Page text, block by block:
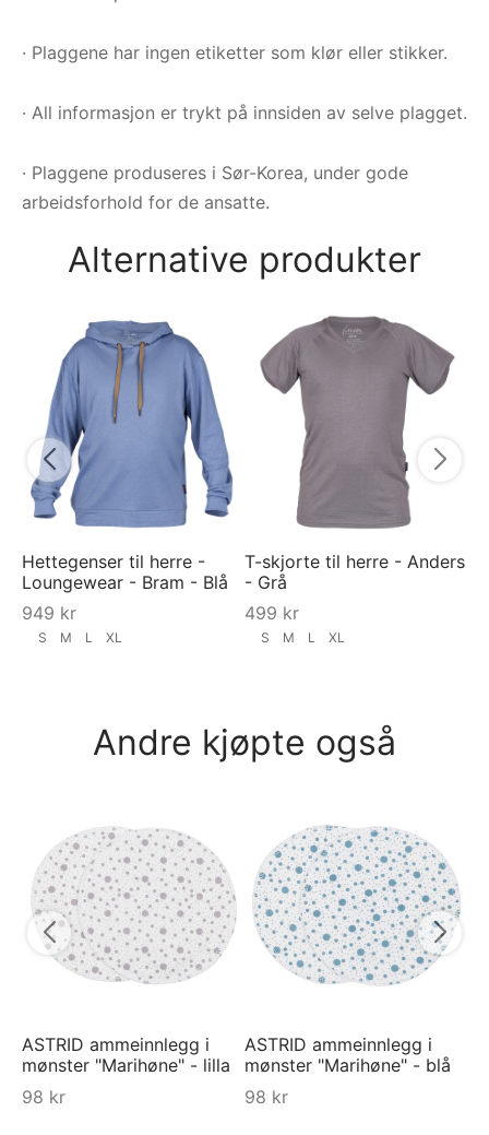
· Plaggene har ingen etiketter som klør eller stikker.
· All informasjon er trykt på innsiden av selve plagget.
· Plaggene produseres i Sør-Korea, under gode
arbeidsforhold for de ansatte.
Alternative produkter
Hettegenser til herre -
Loungewear - Bram - Blå
949 kr
S M L XL
T-skjorte til herre - Anders
- Grå
499 kr
S M L XL
Andre kjøpte også
ASTRID ammeinnlegg i
mønster "Marihøne" - lilla
98 kr
ASTRID ammeinnlegg i
mønster "Marihøne" - blå
98 kr